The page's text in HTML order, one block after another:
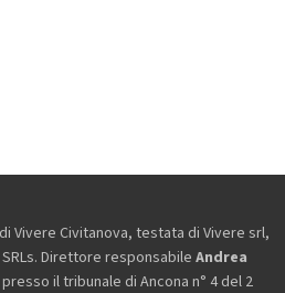
Vivere Civitanova, testata di Vivere srl,
Direttore responsabile Andrea
il tribunale di Ancona n° 4 del 2